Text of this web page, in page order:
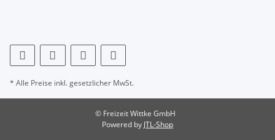
* Alle Preise inkl. gesetzlicher MwSt.
© Freizeit Wittke GmbH
Powered by JTL-Shop